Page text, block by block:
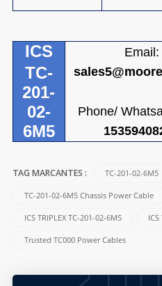
ICS
TC-
201-
02-
6M5
Email:
Phone/
TAG MARCANTES : TC-201-02-6M5
TC-201-02-6M5 Chassis Power Cable
ICS TRIPLEX TC-201-02-6M5
Trusted TC000 Power Cables